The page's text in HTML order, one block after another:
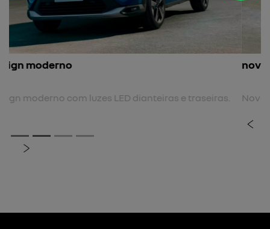
nova cor
Nova cor biton.
Rodas de liga leve 17"